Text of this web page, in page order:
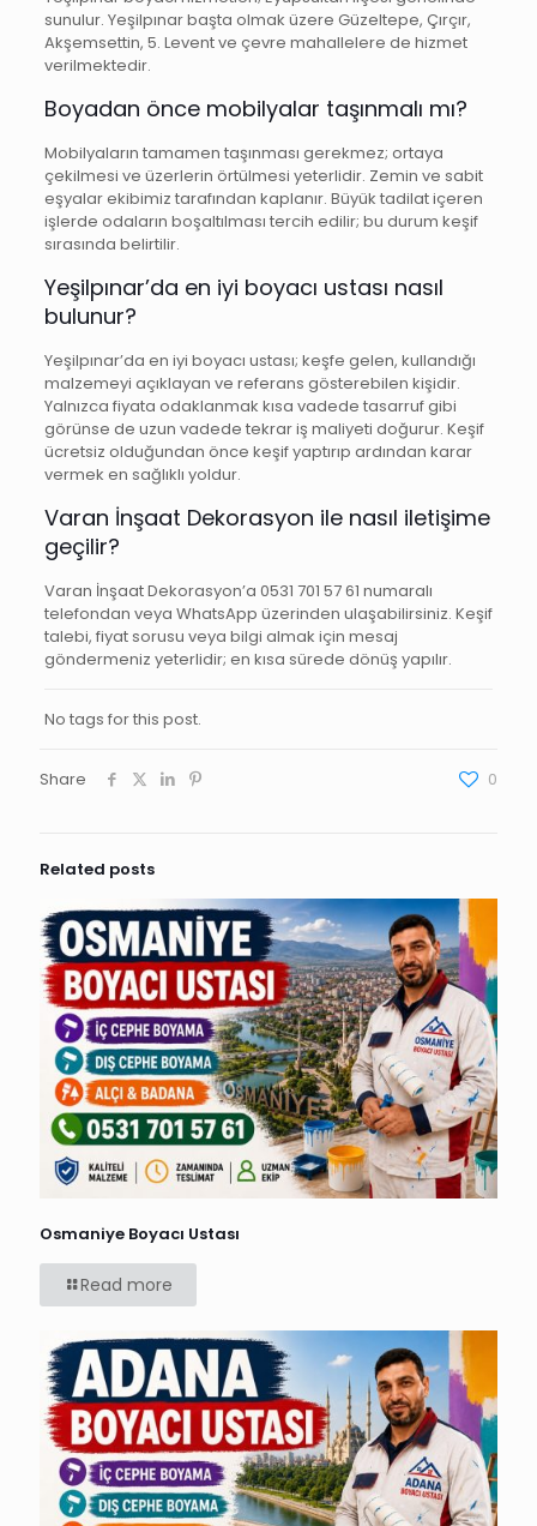
sunulur. Yeşilpınar başta olmak üzere Güzeltepe, Çırçır,
Akşemsettin, 5. Levent ve çevre mahallelere de hizmet
verilmektedir.
Boyadan önce mobilyalar taşınmalı mı?
Mobilyaların tamamen taşınması gerekmez; ortaya
çekilmesi ve üzerlerin örtülmesi yeterlidir. Zemin ve sabit
eşyalar ekibimiz tarafından kaplanır. Büyük tadilat içeren
işlerde odaların boşaltılması tercih edilir; bu durum keşif
sırasında belirtilir.
Yeşilpınar’da en iyi boyacı ustası nasıl
bulunur?
Yeşilpınar’da en iyi boyacı ustası; keşfe gelen, kullandığı
malzemeyi açıklayan ve referans gösterebilen kişidir.
Yalnızca fiyata odaklanmak kısa vadede tasarruf gibi
görünse de uzun vadede tekrar iş maliyeti doğurur. Keşif
ücretsiz olduğundan önce keşif yaptırıp ardından karar
vermek en sağlıklı yoldur.
Varan İnşaat Dekorasyon ile nasıl iletişime
geçilir?
Varan İnşaat Dekorasyon’a 0531 701 57 61 numaralı
telefondan veya WhatsApp üzerinden ulaşabilirsiniz. Keşif
talebi, fiyat sorusu veya bilgi almak için mesaj
göndermeniz yeterlidir; en kısa sürede dönüş yapılır.
No tags for this post.
Share 0
Related posts
Osmaniye Boyacı Ustası
Read more